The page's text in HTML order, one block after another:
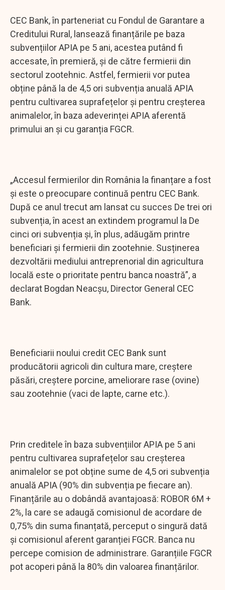
CEC Bank, în parteneriat cu Fondul de Garantare a
Creditului Rural, lansează finanțările pe baza
subvențiilor APIA pe 5 ani, acestea putând fi
accesate, în premieră, și de către fermierii din
sectorul zootehnic. Astfel, fermierii vor putea
obține până la de 4,5 ori subvenția anuală APIA
pentru cultivarea suprafețelor și pentru creșterea
animalelor, în baza adeverinței APIA aferentă
primului an și cu garanția FGCR.
„Accesul fermierilor din România la finanțare a fost
și este o preocupare continuă pentru CEC Bank.
După ce anul trecut am lansat cu succes De trei ori
subvenția, în acest an extindem programul la De
cinci ori subvenția și, în plus, adăugăm printre
beneficiari și fermierii din zootehnie. Susținerea
dezvoltării mediului antreprenorial din agricultura
locală este o prioritate pentru banca noastră”, a
declarat Bogdan Neacșu, Director General CEC
Bank.
Beneficiarii noului credit CEC Bank sunt
producătorii agricoli din cultura mare, creștere
păsări, creștere porcine, ameliorare rase (ovine)
sau zootehnie (vaci de lapte, carne etc.).
Prin creditele în baza subvențiilor APIA pe 5 ani
pentru cultivarea suprafețelor sau creșterea
animalelor se pot obține sume de 4,5 ori subvenția
anuală APIA (90% din subvenția pe fiecare an).
Finanțările au o dobândă avantajoasă: ROBOR 6M +
2%, la care se adaugă comisionul de acordare de
0,75% din suma finanțată, perceput o singură dată
și comisionul aferent garanției FGCR. Banca nu
percepe comision de administrare. Garanțiile FGCR
pot acoperi până la 80% din valoarea finanțărilor.